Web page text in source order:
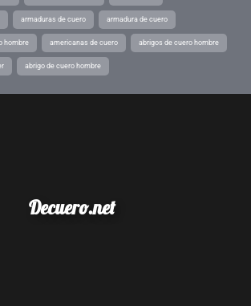
armaduras de cuero armadura de cuero
hombre americanas de cuero abrigos de cuero hombre
abrigo de cuero hombre
Decuero.net